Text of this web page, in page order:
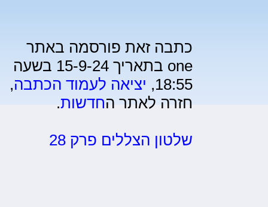
כתבה זאת פורסמה באתר
one בתאריך 15-9-24 בשעה
18:55, יציאה לעמוד הכתבה,
חזרה לאתר החדשות.
שלטון הצללים פרק 28